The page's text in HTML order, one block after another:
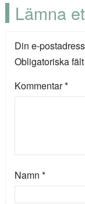
Lämna
Din e-
Obligatoriska
Kommentar*
Namn *